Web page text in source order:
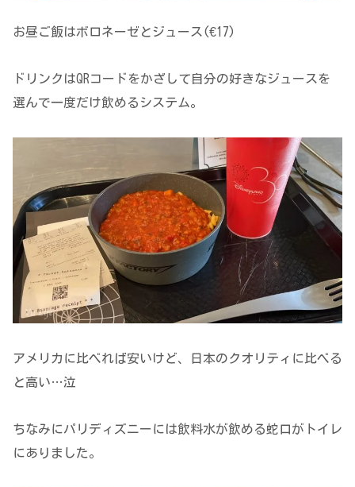
お昼ご飯はボロネーゼとジュース(€17)
ドリンクはQRコードをかざして自分の好きなジュースを
選んで一度だけ飲めるシステム。
アメリカに比べれば安いけど、日本のクオリティに比べる
と高い…泣
ちなみにパリディズニーには飲料水が飲める蛇口がトイレ
にありました。